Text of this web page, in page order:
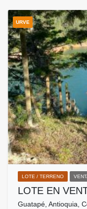
URVE
LOTE / TERRENO
LOTE EN
Guatapé, Antioquia,